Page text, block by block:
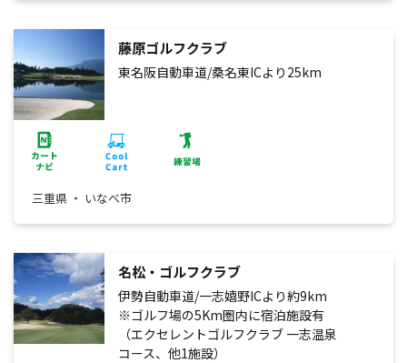
藤原ゴルフクラブ
東名阪自動車道/桑名東ICより25km
三重県 ・ いなべ市
名松・ゴルフクラブ
伊勢自動車道/一志嬉野ICより約9km
※ゴルフ場の5Km圏内に宿泊施設有
（エクセレントゴルフクラブ 一志温泉
コース、他1施設）